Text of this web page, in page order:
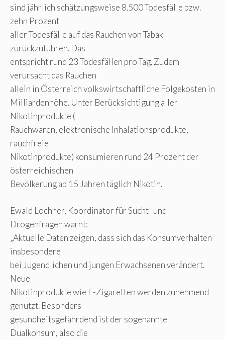
sind jährlich schätzungsweise 8.500 Todesfälle bzw.
zehn Prozent
aller Todesfälle auf das Rauchen von Tabak
zurückzuführen. Das
entspricht rund 23 Todesfällen pro Tag. Zudem
verursacht das Rauchen
allein in Österreich volkswirtschaftliche Folgekosten in
Milliardenhöhe. Unter Berücksichtigung aller
Nikotinprodukte (
Rauchwaren, elektronische Inhalationsprodukte,
rauchfreie
Nikotinprodukte) konsumieren rund 24 Prozent der
österreichischen
Bevölkerung ab 15 Jahren täglich Nikotin.
Ewald Lochner, Koordinator für Sucht- und
Drogenfragen warnt:
„Aktuelle Daten zeigen, dass sich das Konsumverhalten
insbesondere
bei Jugendlichen und jungen Erwachsenen verändert.
Neue
Nikotinprodukte wie E-Zigaretten werden zunehmend
genutzt. Besonders
gesundheitsgefährdend ist der sogenannte
Dualkonsum, also die